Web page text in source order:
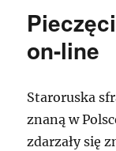
on-line
Staroruska
znaną w
zdarzały się